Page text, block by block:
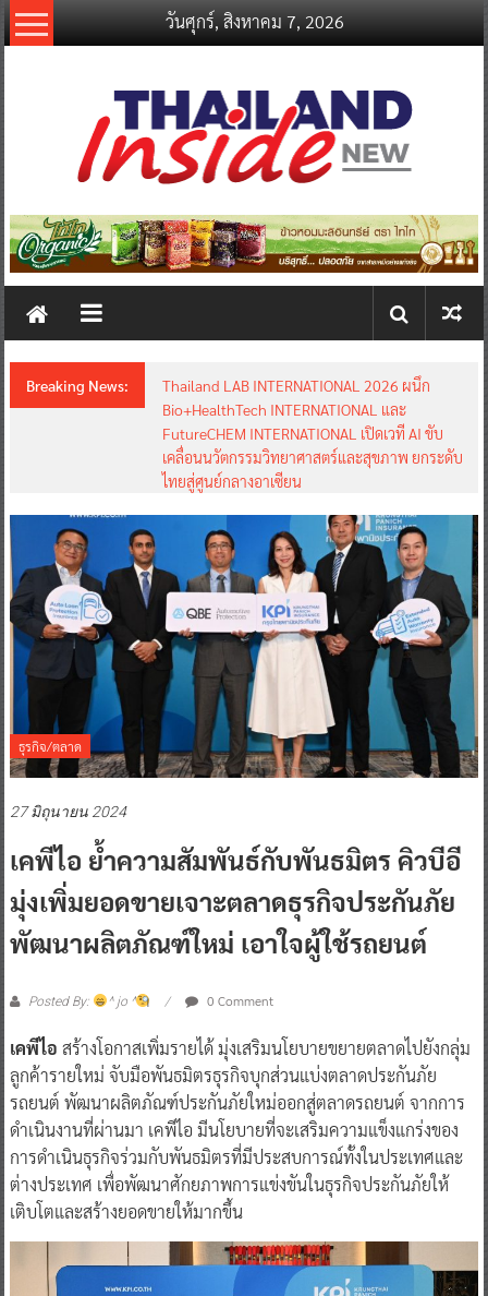
Skip
to
วันศุกร์, สิงหาคม 7, 2026
thailandinsidenew.com
Thailand
New
Breaking News:
Thailand LAB INTERNATIONAL 2026 ผนึก
Bio+HealthTech INTERNATIONAL และ
FutureCHEM INTERNATIONAL เปิดเวที AI ขับ
เคลื่อนนวัตกรรมวิทยาศาสตร์และสุขภาพ ยกระดับ
ไทยสู่ศูนย์กลางอาเซียน
ธุรกิจ/ตลาด
27 มิถุนายน 2024
เคพีไอ ย้ำความสัมพันธ์กับพันธมิตร คิวบีอี
มุ่งเพิ่มยอดขายเจาะตลาดธุรกิจประกันภัย
พัฒนาผลิตภัณฑ์ใหม่ เอาใจผู้ใช้รถยนต์
Posted By: ^ jo ^ 0 Comment
เคพีไอ สร้างโอกาสเพิ่มรายได้ มุ่งเสริมนโยบายขยายตลาดไปยังกลุ่ม
ลูกค้ารายใหม่ จับมือพันธมิตรธุรกิจบุกส่วนแบ่งตลาดประกันภัย
รถยนต์ พัฒนาผลิตภัณฑ์ประกันภัยใหม่ออกสู่ตลาดรถยนต์ จากการ
ดำเนินงานที่ผ่านมา เคพีไอ มีนโยบายที่จะเสริมความแข็งแกร่งของ
การดำเนินธุรกิจร่วมกับพันธมิตรที่มีประสบการณ์ทั้งในประเทศและ
ต่างประเทศ เพื่อพัฒนาศักยภาพการแข่งขันในธุรกิจประกันภัยให้
เติบโตและสร้างยอดขายให้มากขึ้น